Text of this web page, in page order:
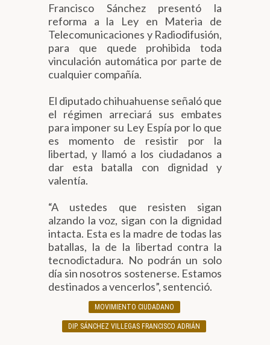
Francisco Sánchez presentó la
reforma a la Ley en Materia de
Telecomunicaciones y Radiodifusión,
para que quede prohibida toda
vinculación automática por parte de
cualquier compañía.
El diputado chihuahuense señaló que
el régimen arreciará sus embates
para imponer su Ley Espía por lo que
es momento de resistir por la
libertad, y llamó a los ciudadanos a
dar esta batalla con dignidad y
valentía.
“A ustedes que resisten sigan
alzando la voz, sigan con la dignidad
intacta. Esta es la madre de todas las
batallas, la de la libertad contra la
tecnodictadura. No podrán un solo
día sin nosotros sostenerse. Estamos
destinados a vencerlos”, sentenció.
MOVIMIENTO CIUDADANO
DIP. SÁNCHEZ VILLEGAS FRANCISCO ADRIÁN